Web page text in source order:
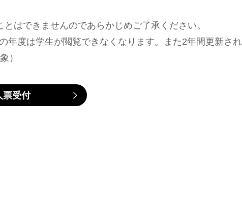
はできませんのであらかじめご了承ください。
度は学生が閲覧できなくなります。また2年間更新さ
）
票受付